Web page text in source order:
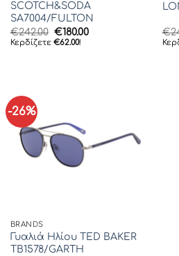
SCOTCH&SODA
SA7004/FULTON
€242.00 Original
price
€180.00Η
Κερδίζετε €62.00!
€
-26%
BRANDS
Γυαλιά Ηλίου TED BAKER
TB1578/GARTH